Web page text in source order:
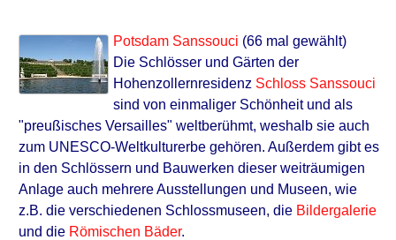
Potsdam Sanssouci (66 mal gewählt)
Die Schlösser und Gärten der
Hohenzollernresidenz Schloss Sanssouci
sind von einmaliger Schönheit und als
"preußisches Versailles" weltberühmt, weshalb sie auch
zum UNESCO-Weltkulturerbe gehören. Außerdem gibt es
in den Schlössern und Bauwerken dieser weiträumigen
Anlage auch mehrere Ausstellungen und Museen, wie
z.B. die verschiedenen Schlossmuseen, die Bildergalerie
und die Römischen Bäder.